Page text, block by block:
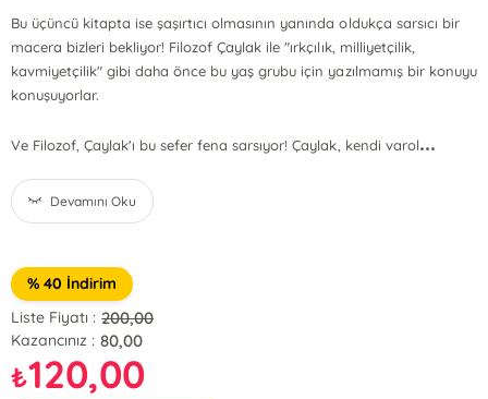
Bu üçüncü kitapta ise şaşırtıcı olmasının yanında oldukça sarsıcı bir
macera bizleri bekliyor! Filozof Çaylak ile "ırkçılık, milliyetçilik,
kavmiyetçilik" gibi daha önce bu yaş grubu için yazılmamış bir konuyu
konuşuyorlar.
Ve Filozof, Çaylak'ı bu sefer fena sarsıyor! Çaylak, kendi varol...
Devamını Oku
% 40 İndirim
Liste Fiyatı : 200,00
Kazancınız : 80,00
₺120,00